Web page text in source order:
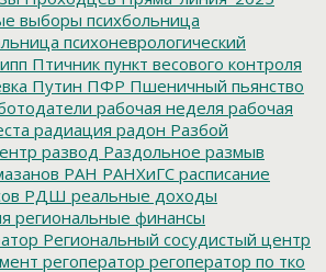
выборы психбольница
психоневрологический
Птичник пункт весового контроля
Путин ПФР Пшеничный пьянство
рабочая неделя рабочая
радиация радон Разбой
развод Раздольное размыв
РАН РАНХиГС расписание
РДШ реальные доходы
региональные финансы
Региональный сосудистый центр
регоператор регоператор по тко